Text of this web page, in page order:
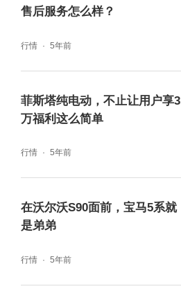
售后服务怎么样？
行情 5年前
菲斯塔纯电动，不止让用户享3
万福利这么简单
行情 5年前
在沃尔沃S90面前，宝马5系就
是弟弟
行情 5年前